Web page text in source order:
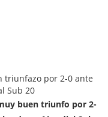
buen triunfo por 2-